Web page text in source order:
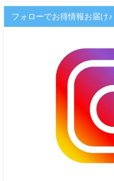
フォローでお得情報お届け♪